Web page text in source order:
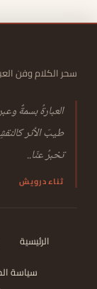
سحر الكلام وفن
العبارةُ بسمةٌ
طيبَ الأثر
تخبرُ عنّا..
ثناء درويش
الرئيسية
سياسة